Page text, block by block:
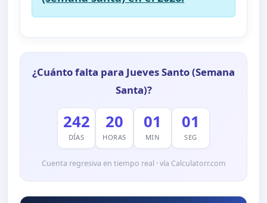
¿Cuánto falta para Jueves Santo (Semana
Santa)?
242
DÍAS
20
HORAS
01
MIN
00
SEG
Cuenta regresiva en tiempo real · vía Calculatorr.com